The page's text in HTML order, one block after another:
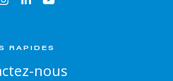
RAPIDES
nous